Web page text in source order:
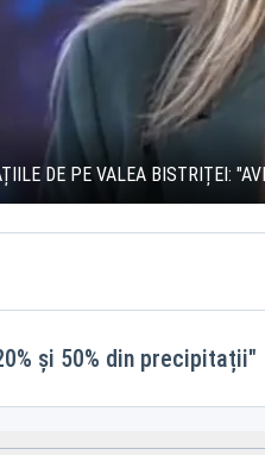
DE PE VALEA BISTRIȚEI:
și 50% din precipitații"